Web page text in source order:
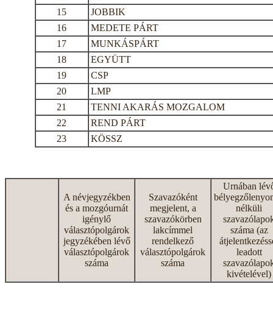
15
JOBBIK
16
MEDETE PÁRT
17
MUNKÁSPÁRT
18
EGYÜTT
19
CSP
20
LMP
21
TENNI AKARÁS MOZGALOM
22
REND PÁRT
23
KÖSSZ
A névjegyzékben
és a mozgóurnát
igénylő
választópolgárok
jegyzékében lévő
választópolgárok
száma
Szavazóként
megjelent, a
szavazókörben
lakcímmel
rendelkező
választópolgárok
száma
Urnában
nélküli
száma (az
leadott
kivételével)